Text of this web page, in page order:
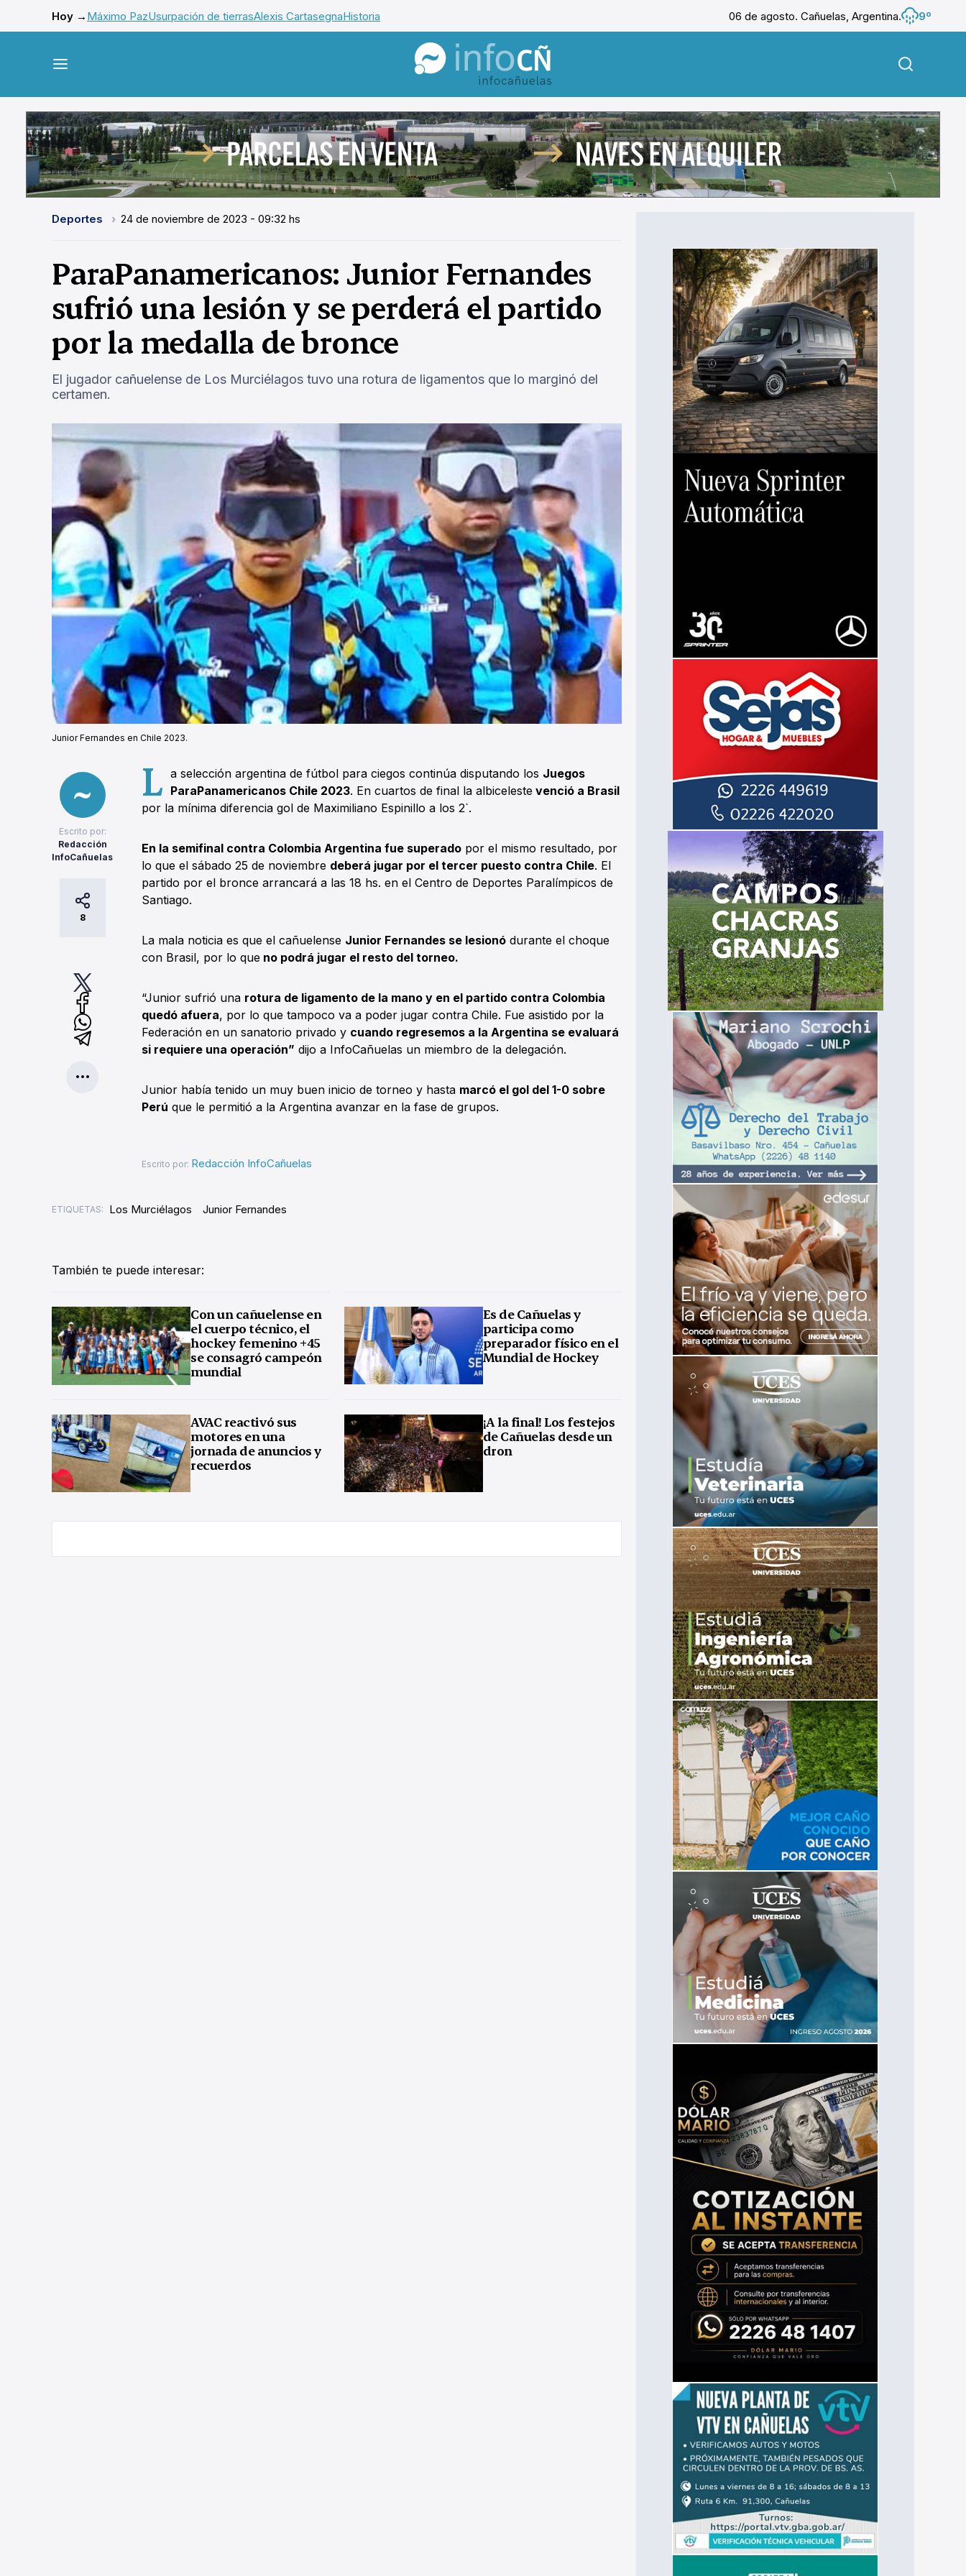
Hoy → Máximo PazUsurpación de tierrasAlexis CartasegnaHistoria 06 de agosto. Cañuelas, Argentina.
9º
InfoCañuelas
Deportes 24 de noviembre de 2023 - 09:32 hs
ParaPanamericanos: Junior Fernandes
sufrió una lesión y se perderá el partido
por la medalla de bronce
El jugador cañuelense de Los Murciélagos tuvo una rotura de ligamentos que lo marginó del
certamen.
Junior Fernandes en Chile 2023.
Escrito por:
Redacción
InfoCañuelas
8
L a selección argentina de fútbol para ciegos continúa disputando los Juegos
ParaPanamericanos Chile 2023. En cuartos de final la albiceleste venció a Brasil
por la mínima diferencia gol de Maximiliano Espinillo a los 2`.
En la semifinal contra Colombia Argentina fue superado por el mismo resultado, por
lo que el sábado 25 de noviembre deberá jugar por el tercer puesto contra Chile. El
partido por el bronce arrancará a las 18 hs. en el Centro de Deportes Paralímpicos de
Santiago.
La mala noticia es que el cañuelense Junior Fernandes se lesionó durante el choque
con Brasil, por lo que no podrá jugar el resto del torneo.
“Junior sufrió una rotura de ligamento de la mano y en el partido contra Colombia
quedó afuera, por lo que tampoco va a poder jugar contra Chile. Fue asistido por la
Federación en un sanatorio privado y cuando regresemos a la Argentina se evaluará
si requiere una operación” dijo a InfoCañuelas un miembro de la delegación.
Junior había tenido un muy buen inicio de torneo y hasta marcó el gol del 1-0 sobre
Perú que le permitió a la Argentina avanzar en la fase de grupos.
Escrito por: Redacción InfoCañuelas
ETIQUETAS: Los Murciélagos Junior Fernandes
También te puede interesar:
Con un cañuelense en
el cuerpo técnico, el
hockey femenino +45
se consagró campeón
mundial
Es de Cañuelas y
participa como
preparador físico en el
Mundial de Hockey
AVAC reactivó sus
motores en una
jornada de anuncios y
recuerdos
¡A la final! Los festejos
de Cañuelas desde un
dron